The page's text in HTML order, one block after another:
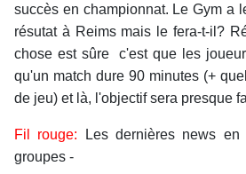
succès en championnat. Le Gym a
résutat à Reims mais le fera-t-il?
chose est sûre c'est que les
qu'un match dure 90 minutes (+
de jeu) et là, l'objectif sera presque
Fil rouge: Les dernières news
groupes -